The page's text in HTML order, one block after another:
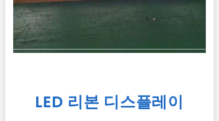
LED 리본 디스플레이